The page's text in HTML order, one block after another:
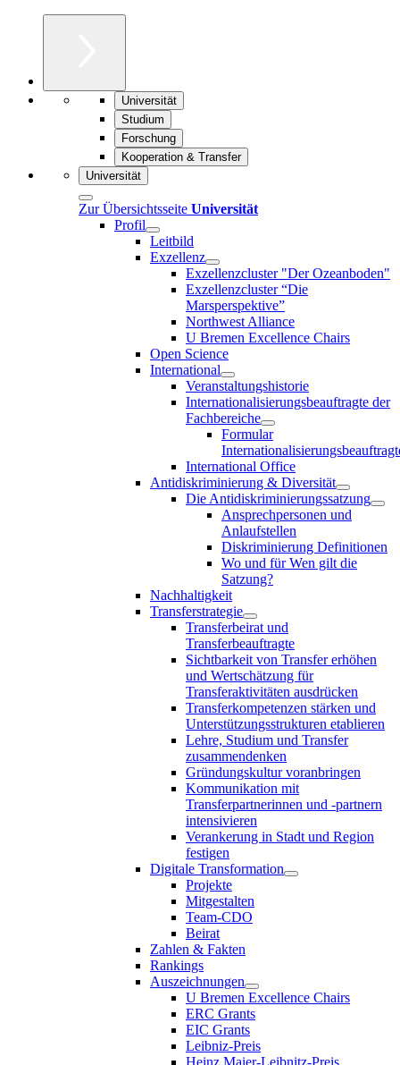
Universität
Studium
Forschung
Kooperation & Transfer
Universität
Zur Übersichtsseite Universität
Profil
Leitbild
Exzellenz
Exzellenzcluster "Der Ozeanboden"
Exzellenzcluster “Die
Marsperspektive”
Northwest Alliance
U Bremen Excellence Chairs
Open Science
International
Veranstaltungshistorie
Internationalisierungsbeauftragte der
Fachbereiche
Formular
International Office
Antidiskriminierung & Diversität
Die Antidiskriminierungssatzung
Ansprechpersonen und
Anlaufstellen
Diskriminierung Definitionen
Wo und für Wen gilt die
Satzung?
Nachhaltigkeit
Transferstrategie
Transferbeirat und
Transferbeauftragte
Sichtbarkeit von Transfer erhöhen
und Wertschätzung für
Transferaktivitäten ausdrücken
Transferkompetenzen stärken und
Unterstützungsstrukturen etablieren
Lehre, Studium und Transfer
zusammendenken
Gründungskultur voranbringen
Kommunikation mit
Transferpartnerinnen und -partnern
intensivieren
Verankerung in Stadt und Region
festigen
Digitale Transformation
Projekte
Mitgestalten
Team-CDO
Beirat
Zahlen & Fakten
Rankings
Auszeichnungen
U Bremen Excellence Chairs
ERC Grants
EIC Grants
Leibniz-Preis
Heinz Maier-Leibnitz-Preis